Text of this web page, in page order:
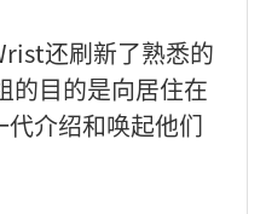
还刷新了熟悉的
的目的是向居住在
介绍和唤起他们